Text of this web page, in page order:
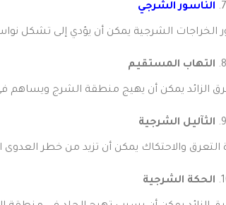
الناسور الشرجي
الخراجات الشرجية يمكن أن يؤدي إلى تشكل
التهاب المستقيم
الزائد يمكن أن يهيج منطقة الشرج ويساهم
الثآليل الشرجية
التعرق والاحتكاك يمكن أن تزيد من خطر
الحكة الشرجية